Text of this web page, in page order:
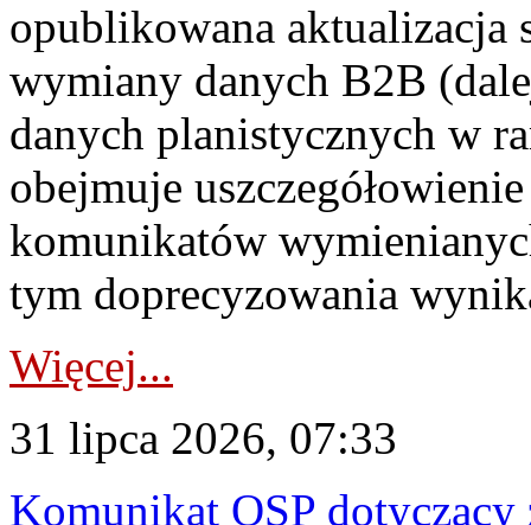
opublikowana aktualizacja
wymiany danych B2B
danych planistycznych w
obejmuje
komunikatów
tym doprecyzowania
Więcej...
31 lipca 2026, 07:33
Komunikat OSP dotyczący